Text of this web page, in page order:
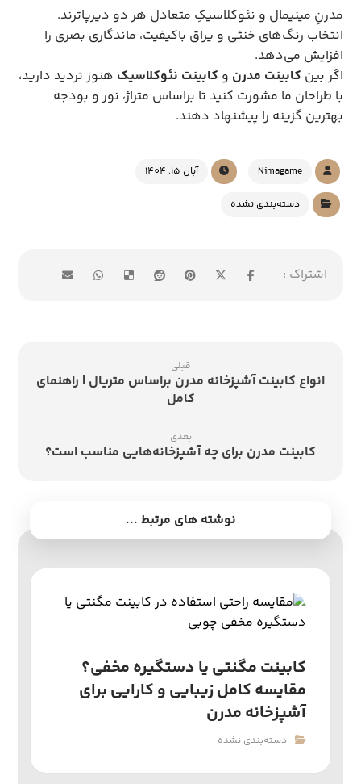
مدرنِ مینیمال و نئوکلاسیکِ متعادل هر دو دیرپاترند.
انتخاب رنگ‌های خنثی و یراق باکیفیت، ماندگاری بصری را
افزایش می‌دهد.
اگر بین کابینت مدرن و کابینت نئوکلاسیک هنوز تردید دارید،
با طراحان ما مشورت کنید تا براساس متراژ، نور و بودجه
بهترین گزینه را پیشنهاد دهند.
Nimagame آبان 15, 1404
دسته‌بندی نشده
قبلی
انواع کابینت آشپزخانه مدرن براساس متریال | راهنمای
کامل
بعدی
کابینت مدرن برای چه آشپزخانه‌هایی مناسب است؟
نوشته های مرتبط ...
کابینت مگنتی یا دستگیره مخفی؟
مقایسه کامل زیبایی و کارایی برای
آشپزخانه مدرن
دسته‌بندی نشده